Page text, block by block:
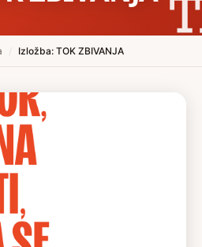
Izložba: TOK ZBIVANJA